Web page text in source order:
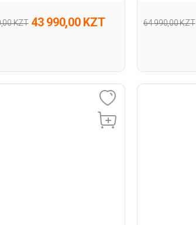
KZT 43 990,00 KZT 64 990,00 KZT